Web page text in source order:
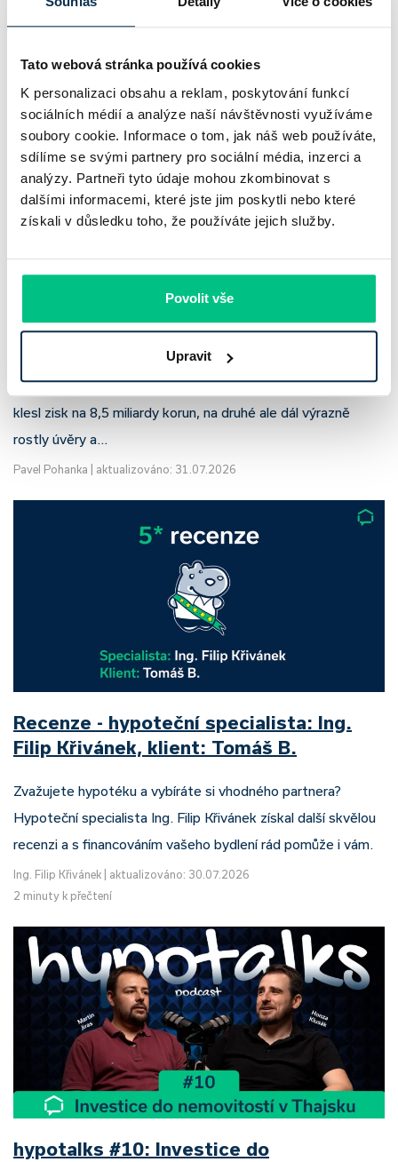
Tato webová stránka používá cookies
K personalizaci obsahu a reklam, poskytování funkcí
sociálních médií a analýze naší návštěvnosti využíváme
soubory cookie. Informace o tom, jak náš web používáte,
sdílíme se svými partnery pro sociální média, inzerci a
analýzy. Partneři tyto údaje mohou zkombinovat s
dalšími informacemi, které jste jim poskytli nebo které
získali v důsledku toho, že používáte jejich služby.
Povolit vše
Upravit
Komerční banka: pokles zisku
Komerční banka nabízí docela plastický obrázek dnešního
bankovního trhu. Na jedné straně jí podle zadaného rámce
klesl zisk na 8,5 miliardy korun, na druhé ale dál výrazně
rostly úvěry a…
Pavel Pohanka aktualizováno: 31.07.2026
Recenze - hypoteční specialista: Ing.
Filip Křivánek, klient: Tomáš B.
Zvažujete hypotéku a vybíráte si vhodného partnera?
Hypoteční specialista Ing. Filip Křivánek získal další skvělou
recenzi a s financováním vašeho bydlení rád pomůže i vám.
Ing. Filip Křivánek
aktualizováno: 30.07.2026
2 minuty k přečtení
hypotalks #10: Investice do